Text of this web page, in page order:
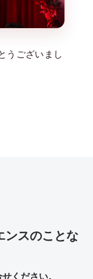
うございまし
ンスのことな
ください。